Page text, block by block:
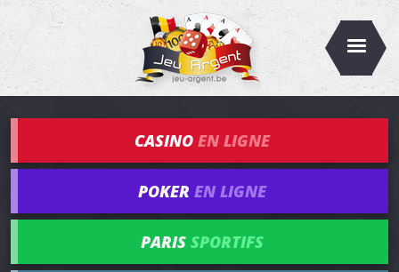
CASINO EN LIGNE
POKER EN LIGNE
PARIS SPORTIFS